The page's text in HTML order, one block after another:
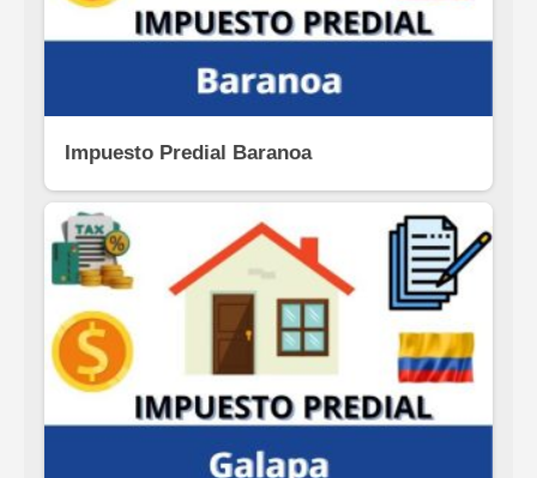
Impuesto Predial Baranoa